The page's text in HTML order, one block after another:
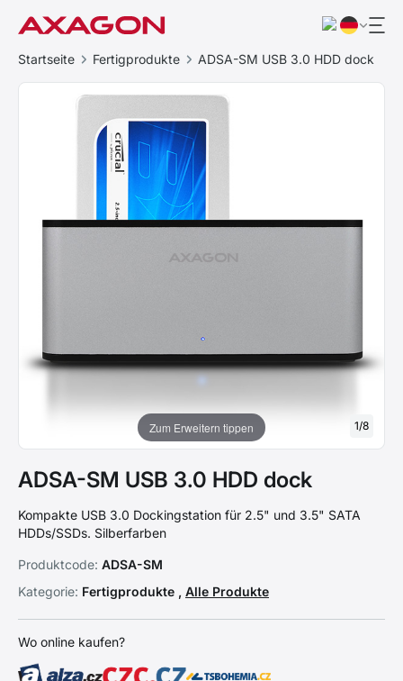
Startseite Fertigprodukte ADSA-SM USB 3.0 HDD dock
Zum Erweitern tippen 1/8
ADSA-SM USB 3.0 HDD dock
Kompakte USB 3.0 Dockingstation für 2.5" und 3.5" SATA
HDDs/SSDs. Silberfarben
Produktcode: ADSA-SM
Kategorie: Fertigprodukte , Alle Produkte
Wo online kaufen?